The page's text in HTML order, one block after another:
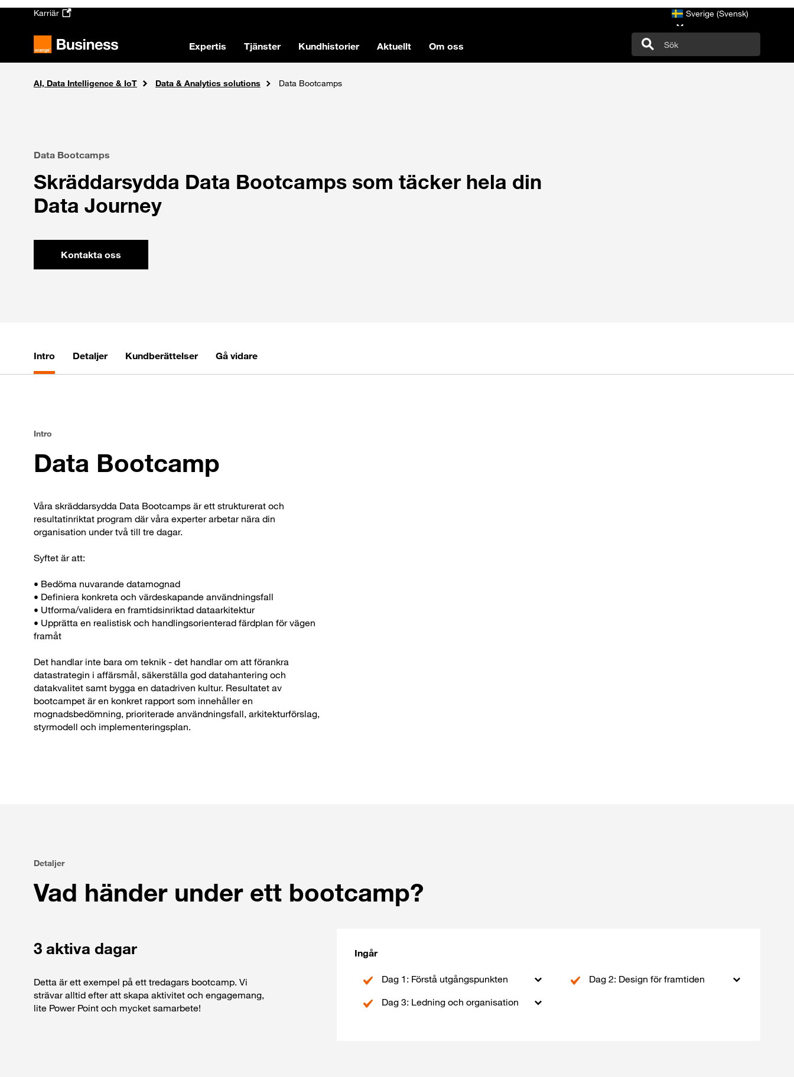
Skip to main content
Karriär Sverige (Svensk)
Expertis Tjänster Kundhistorier Aktuellt Om oss
Hem
Lösningar
AI, Data Intelligence & IoT Data & Analytics solutions Data Bootcamps
Data Bootcamps
Skräddarsydda Data Bootcamps som täcker hela din
Data Journey
Kontakta oss
Intro Detaljer Kundberättelser Gå vidare
Intro
Data Bootcamp
Våra skräddarsydda Data Bootcamps är ett strukturerat och
resultatinriktat program där våra experter arbetar nära din
organisation under två till tre dagar.
Syftet är att:
• Bedöma nuvarande datamognad
• Definiera konkreta och värdeskapande användningsfall
• Utforma/validera en framtidsinriktad dataarkitektur
• Upprätta en realistisk och handlingsorienterad färdplan för vägen
framåt
Det handlar inte bara om teknik - det handlar om att förankra
datastrategin i affärsmål, säkerställa god datahantering och
datakvalitet samt bygga en datadriven kultur. Resultatet av
bootcampet är en konkret rapport som innehåller en
mognadsbedömning, prioriterade användningsfall, arkitekturförslag,
styrmodell och implementeringsplan.
Detaljer
Vad händer under ett bootcamp?
3 aktiva dagar
Detta är ett exempel på ett tredagars bootcamp. Vi
strävar alltid efter att skapa aktivitet och engagemang,
lite Power Point och mycket samarbete!
Ingår
Dag 1: Förstå utgångspunkten
Dag 3: Ledning och organisation
Dag 2: Design för framtiden